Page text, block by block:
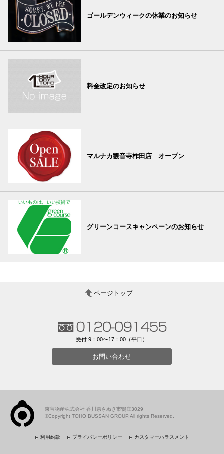
ゴールデンウィークの休業のお知らせ
料金改定のお知らせ
マルナカ観音寺柞田店 オープン
グリーンコースキャンペーンのお知らせ
ページトップ
受付 9：00〜17：00（平日）
お問い合わせ
東宝物産株式会社 香川県さぬき市鴨庄3029
©Copyright TOHO BUSSAN GROUP.All rights Reserved.
利用約款 プライバシーポリシー カスタマーハラスメント